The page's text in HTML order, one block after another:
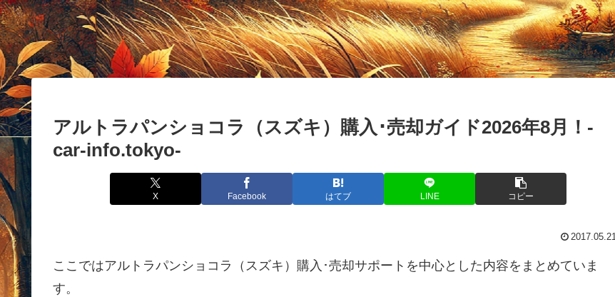
アルトラパンショコラ（スズキ）購入･売却ガイド2026年8月！-
car-info.tokyo-
X Facebook はてブ LINE コピー
2017.05.21
ここではアルトラパンショコラ（スズキ）購入･売却サポートを中心とした内容をまとめていま
す。